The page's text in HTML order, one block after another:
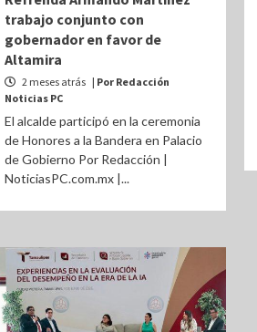
trabajo conjunto con
gobernador en favor de
Altamira
2 meses atrás | Por Redacción
Noticias PC
El alcalde participó en la ceremonia
de Honores a la Bandera en Palacio
de Gobierno Por Redacción |
NoticiasPC.com.mx |...